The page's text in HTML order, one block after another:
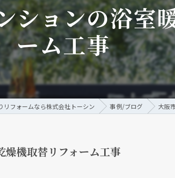
ョンの浴室
ーム工事
リフォームなら株式会社トーシン 事例/ブログ 大阪
機取替リフォーム工事